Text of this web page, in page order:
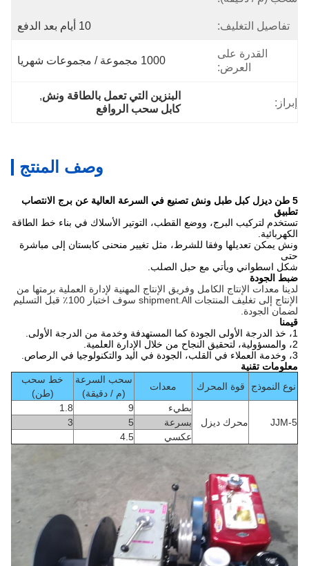
تفاصيل التغليف: 10 أيام بعد الدفع
القدرة على
العرض:
1000 مجموعة / مجموعات شهريا
إبراز:
البنزين التي تعمل بالطاقة ونش ,
كابل سحب الروافع
وصف المنتج
5 طن ديزل كبل طبل ونش تصنيع في السرعة العالية عن برج الانتصاب
تطبيق
تستخدم لتركيب البرج، ووضع القطب، التوتير الأسلاك في بناء خط الطاقة
الكهربائية.
ونش يمكن تعديلها وفقا للشرط، مثل تغيير منحنى كابستان إلى مباشرة
حتى
شكل اسطواني ويأتي مع حبل الصلب.
ضبط الجودة
لدينا معدات الإنتاج الكامل وفريق الإنتاج المهنية لإدارة العملية برمتها من
الإنتاج إلى تغليف المنتجات shipment.All سوف اختبار 100٪ قبل التسليم
لضمان الجودة.
قيمنا
معلومات تقنية
نوع النموذج
قوة المحرك معدات
سحب السرعة
(م / دقيقة)
خط سحب
(طن)
JJM-5 محرك ديزل
بطيء
1.8
بسرعة
عكسي
4.5